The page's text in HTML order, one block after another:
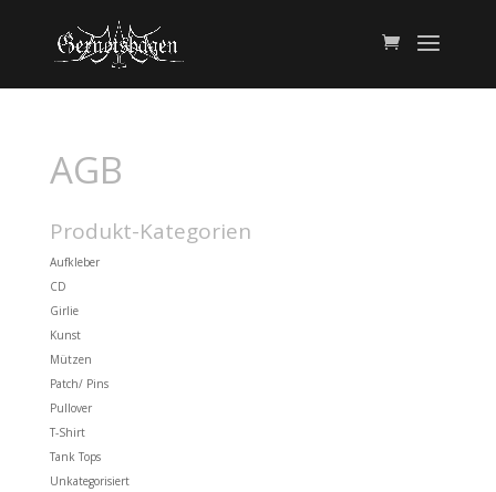
AGB
Produkt-Kategorien
Aufkleber
CD
Girlie
Kunst
Mützen
Patch/ Pins
Pullover
T-Shirt
Tank Tops
Unkategorisiert